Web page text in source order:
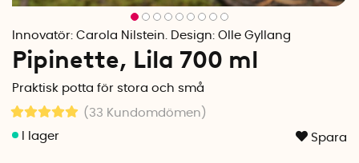
Innovatör: Carola Nilstein. Design: Olle Gyllang
Pipinette, Lila 700 ml
Praktisk potta för stora och små
(33 Kundomdömen )
Spara